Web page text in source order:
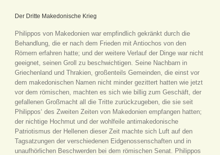
Der Dritte Makedonische Krieg
Philippos von Makedonien war empfindlich gekränkt durch die
Behandlung, die er nach dem Frieden mit Antiochos von den
Römern erfahren hatte; und der weitere Verlauf der Dinge war nicht
geeignet, seinen Groll zu beschwichtigen. Seine Nachbarn in
Griechenland und Thrakien, großenteils Gemeinden, die einst vor
dem makedonischen Namen nicht minder gezittert hatten wie jetzt
vor dem römischen, machten es sich wie billig zum Geschäft, der
gefallenen Großmacht all die Tritte zurückzugeben, die sie seit
Philippos‘ des Zweiten Zeiten von Makedonien empfangen hatten;
der nichtige Hochmut und der wohlfeile antimakedonische
Patriotismus der Hellenen dieser Zeit machte sich Luft auf den
Tagsatzungen der verschiedenen Eidgenossenschaften und in
unaufhörlichen Beschwerden bei dem römischen Senat. Philippos